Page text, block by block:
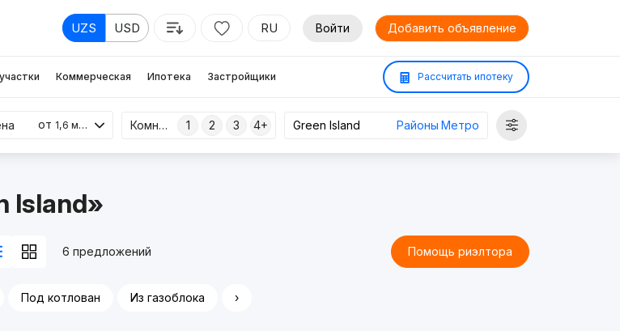
UZS USD RU Войти Добавить объявление
Коммерческая Ипотека Застройщики Рассчитать ипотеку
от 1,6 млрд Комнаты 1 2 3 4+ Районы Метро
Island»
6 предложений Помощь риэлтора
Под котлован Из газоблока ›